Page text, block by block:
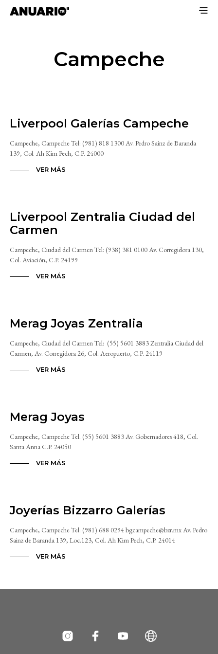
Campeche
Liverpool Galerías Campeche
Campeche, Campeche Tel: (981) 818 1300 Av. Pedro Sainz de Baranda
139, Col. Ah Kim Pech, C.P. 24000
VER MÁS
Liverpool Zentralia Ciudad del
Carmen
Campeche, Ciudad del Carmen Tel: (938) 381 0100 Av. Corregidora 130,
Col. Aviación, C.P. 24199
VER MÁS
Merag Joyas Zentralia
Campeche, Ciudad del Carmen Tel: (55) 5601 3883 Zentralia Ciudad del
Carmen, Av. Corregidora 26, Col. Aeropuerto, C.P. 24119
VER MÁS
Merag Joyas
Campeche, Campeche Tel. (55) 5601 3883 Av. Gobernadores 418, Col.
Santa Anna C.P. 24050
VER MÁS
Joyerías Bizzarro Galerías
Campeche, Campeche Tel: (981) 688 0294 bgcampeche@bzr.mx Av. Pedro
Sainz de Baranda 139, Loc.123, Col. Ah Kim Pech, C.P. 24014
VER MÁS